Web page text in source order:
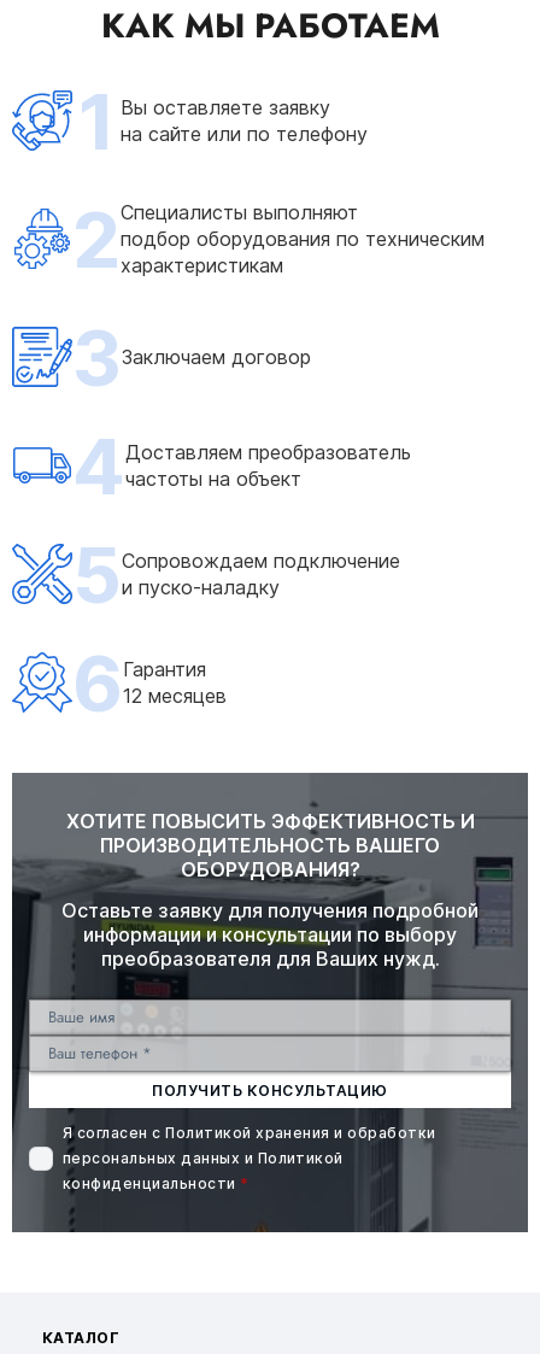
КАК МЫ РАБОТАЕМ
1 Вы оставляете заявку
на сайте или по телефону
2Специалисты выполняют
подбор оборудования по техническим
характеристикам
3Заключаем договор
4Доставляем преобразователь
частоты на объект
5Сопровождаем подключение
и пуско-наладку
6 Гарантия
12 месяцев
ХОТИТЕ ПОВЫСИТЬ ЭФФЕКТИВНОСТЬ И
ПРОИЗВОДИТЕЛЬНОСТЬ ВАШЕГО
ОБОРУДОВАНИЯ?
Оставьте заявку для получения подробной
информации и консультации по выбору
преобразователя для Ваших нужд.
ПОЛУЧИТЬ КОНСУЛЬТАЦИЮ
Я согласен сПолитикой хранения и обработки
персональных данных и Политикой
конфиденциальности *
КАТАЛОГ